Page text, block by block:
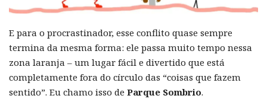
E para o procrastinador, esse conflito quase sempre
termina da mesma forma: ele passa muito tempo nessa
zona laranja – um lugar fácil e divertido que está
completamente fora do círculo das “coisas que fazem
sentido”. Eu chamo isso de Parque Sombrio.